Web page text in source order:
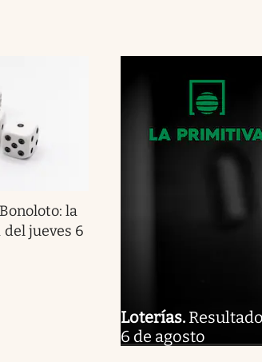
la
jueves 6
Loterías.
6 de agosto